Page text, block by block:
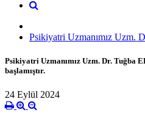
Psikiyatri Uzmanımız Uzm.
Psikiyatri Uzmanımız Uzm. Dr. Tuğba
başlamıştır.
24 Eylül 2024